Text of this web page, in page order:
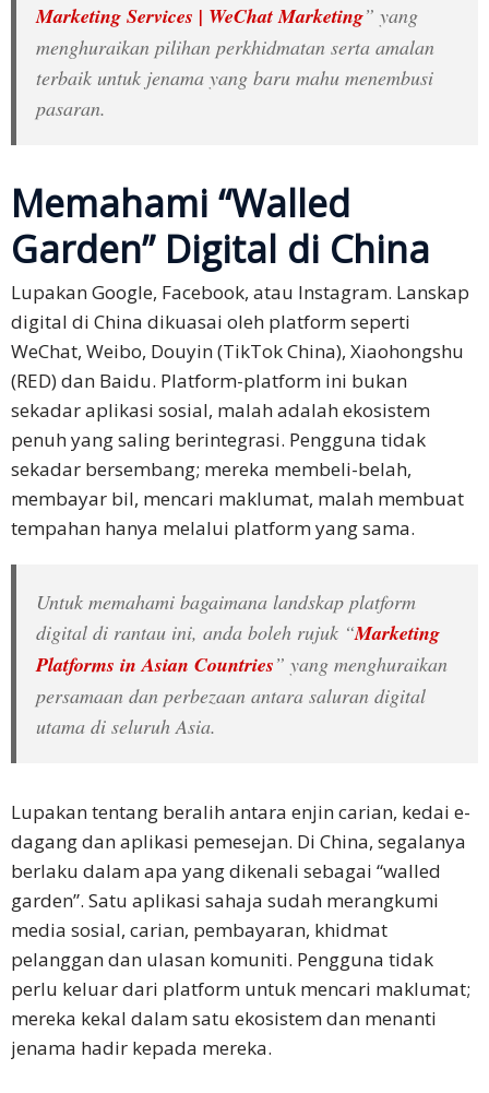
Marketing Services | WeChat Marketing” yang
menghuraikan pilihan perkhidmatan serta amalan
terbaik untuk jenama yang baru mahu menembusi
pasaran.
Memahami “Walled
Garden” Digital di China
Lupakan Google, Facebook, atau Instagram. Lanskap
digital di China dikuasai oleh platform seperti
WeChat, Weibo, Douyin (TikTok China), Xiaohongshu
(RED) dan Baidu. Platform-platform ini bukan
sekadar aplikasi sosial, malah adalah ekosistem
penuh yang saling berintegrasi. Pengguna tidak
sekadar bersembang; mereka membeli-belah,
membayar bil, mencari maklumat, malah membuat
tempahan hanya melalui platform yang sama.
Untuk memahami bagaimana landskap platform
digital di rantau ini, anda boleh rujuk “Marketing
Platforms in Asian Countries” yang menghuraikan
persamaan dan perbezaan antara saluran digital
utama di seluruh Asia.
Lupakan tentang beralih antara enjin carian, kedai e-
dagang dan aplikasi pemesejan. Di China, segalanya
berlaku dalam apa yang dikenali sebagai “walled
garden”. Satu aplikasi sahaja sudah merangkumi
media sosial, carian, pembayaran, khidmat
pelanggan dan ulasan komuniti. Pengguna tidak
perlu keluar dari platform untuk mencari maklumat;
mereka kekal dalam satu ekosistem dan menanti
jenama hadir kepada mereka.
Kajian
Kes
Pendapat
Tentang
Perkhidmatan
Membuat
Aduan
Pematuhan
PDPA
Rujuk
Kami
Syarat
Perkhidmatan
Daya
Pusat
Sumber
Daya
Hubungi
Kami
Minta